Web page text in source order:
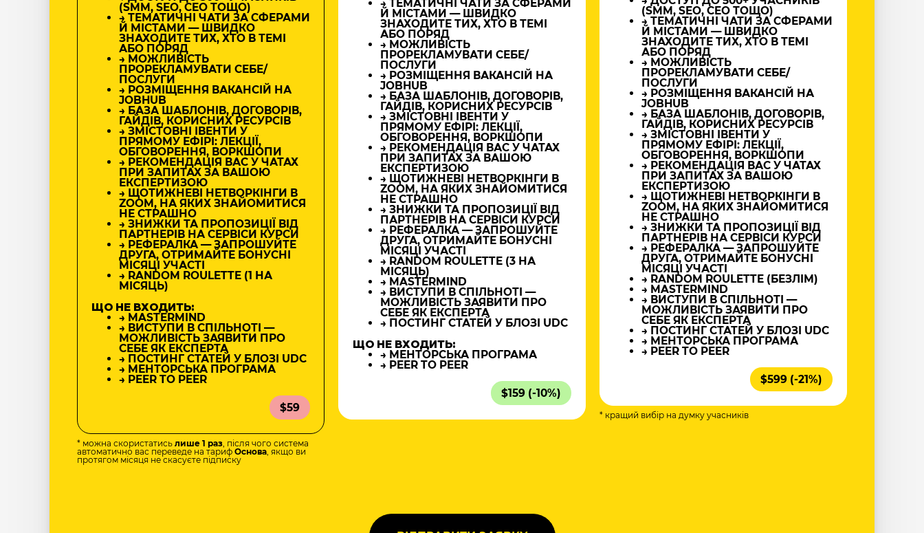
(SMM, SEO, CEO ТОЩО)
→ ТЕМАТИЧНІ ЧАТИ ЗА СФЕРАМИ
Й МІСТАМИ — ШВИДКО
ЗНАХОДИТЕ ТИХ, ХТО В ТЕМІ
АБО ПОРЯД
→ МОЖЛИВІСТЬ
ПРОРЕКЛАМУВАТИ СЕБЕ/
ПОСЛУГИ
→ РОЗМІЩЕННЯ ВАКАНСІЙ НА
JOBHUB
→ БАЗА ШАБЛОНІВ, ДОГОВОРІВ,
ГАЙДІВ, КОРИСНИХ РЕСУРСІВ
→ ЗМІСТОВНІ ІВЕНТИ У
ПРЯМОМУ ЕФІРІ: ЛЕКЦІЇ,
ОБГОВОРЕННЯ, ВОРКШОПИ
→ РЕКОМЕНДАЦІЯ ВАС У ЧАТАХ
ПРИ ЗАПИТАХ ЗА ВАШОЮ
ЕКСПЕРТИЗОЮ
→ ЩОТИЖНЕВІ НЕТВОРКІНГИ В
ZOOM, НА ЯКИХ ЗНАЙОМИТИСЯ
НЕ СТРАШНО
→ ЗНИЖКИ ТА ПРОПОЗИЦІЇ ВІД
ПАРТНЕРІВ НА СЕРВІСИ КУРСИ
→ РЕФЕРАЛКА — ЗАПРОШУЙТЕ
ДРУГА, ОТРИМАЙТЕ БОНУСНІ
МІСЯЦІ УЧАСТІ
→ RANDOM ROULETTE (1 НА
МІСЯЦЬ)
ЩО НЕ ВХОДИТЬ:
→ MASTERMIND
→ ВИСТУПИ В СПІЛЬНОТІ —
МОЖЛИВІСТЬ ЗАЯВИТИ ПРО
СЕБЕ ЯК ЕКСПЕРТА
→ ПОСТИНГ СТАТЕЙ У БЛОЗІ UDC
→ МЕНТОРСЬКА ПРОГРАМА
→ PEER TO PEER
$59
* можна скористатись лише 1 раз, після чого система
автоматично вас переведе на тариф Основа, якщо ви
протягом місяця не скасуєте підписку
→ ТЕМАТИЧНІ ЧАТИ ЗА СФЕРАМИ
Й МІСТАМИ — ШВИДКО
ЗНАХОДИТЕ ТИХ, ХТО В ТЕМІ
АБО ПОРЯД
→ МОЖЛИВІСТЬ
ПРОРЕКЛАМУВАТИ СЕБЕ/
ПОСЛУГИ
→ РОЗМІЩЕННЯ ВАКАНСІЙ НА
JOBHUB
→ БАЗА ШАБЛОНІВ, ДОГОВОРІВ,
ГАЙДІВ, КОРИСНИХ РЕСУРСІВ
→ ЗМІСТОВНІ ІВЕНТИ У
ПРЯМОМУ ЕФІРІ: ЛЕКЦІЇ,
ОБГОВОРЕННЯ, ВОРКШОПИ
→ РЕКОМЕНДАЦІЯ ВАС У ЧАТАХ
ПРИ ЗАПИТАХ ЗА ВАШОЮ
ЕКСПЕРТИЗОЮ
→ ЩОТИЖНЕВІ НЕТВОРКІНГИ В
ZOOM, НА ЯКИХ ЗНАЙОМИТИСЯ
НЕ СТРАШНО
→ ЗНИЖКИ ТА ПРОПОЗИЦІЇ ВІД
ПАРТНЕРІВ НА СЕРВІСИ КУРСИ
→ РЕФЕРАЛКА — ЗАПРОШУЙТЕ
ДРУГА, ОТРИМАЙТЕ БОНУСНІ
МІСЯЦІ УЧАСТІ
→ RANDOM ROULETTE (3 НА
МІСЯЦЬ)
→ MASTERMIND
→ ВИСТУПИ В СПІЛЬНОТІ —
МОЖЛИВІСТЬ ЗАЯВИТИ ПРО
СЕБЕ ЯК ЕКСПЕРТА
→ ПОСТИНГ СТАТЕЙ У БЛОЗІ UDC
ЩО НЕ ВХОДИТЬ:
→ МЕНТОРСЬКА ПРОГРАМА
→ PEER TO PEER
$159 (-10%)
(SMM, SEO, CEO ТОЩО)
→ ТЕМАТИЧНІ ЧАТИ ЗА СФЕРАМИ
Й МІСТАМИ — ШВИДКО
ЗНАХОДИТЕ ТИХ, ХТО В ТЕМІ
АБО ПОРЯД
→ МОЖЛИВІСТЬ
ПРОРЕКЛАМУВАТИ СЕБЕ/
ПОСЛУГИ
→ РОЗМІЩЕННЯ ВАКАНСІЙ НА
JOBHUB
→ БАЗА ШАБЛОНІВ, ДОГОВОРІВ,
ГАЙДІВ, КОРИСНИХ РЕСУРСІВ
→ ЗМІСТОВНІ ІВЕНТИ У
ПРЯМОМУ ЕФІРІ: ЛЕКЦІЇ,
ОБГОВОРЕННЯ, ВОРКШОПИ
→ РЕКОМЕНДАЦІЯ ВАС У ЧАТАХ
ПРИ ЗАПИТАХ ЗА ВАШОЮ
ЕКСПЕРТИЗОЮ
→ ЩОТИЖНЕВІ НЕТВОРКІНГИ В
ZOOM, НА ЯКИХ ЗНАЙОМИТИСЯ
НЕ СТРАШНО
→ ЗНИЖКИ ТА ПРОПОЗИЦІЇ ВІД
ПАРТНЕРІВ НА СЕРВІСИ КУРСИ
→ РЕФЕРАЛКА — ЗАПРОШУЙТЕ
ДРУГА, ОТРИМАЙТЕ БОНУСНІ
МІСЯЦІ УЧАСТІ
→ RANDOM ROULETTE (БЕЗЛІМ)
→ MASTERMIND
→ ВИСТУПИ В СПІЛЬНОТІ —
МОЖЛИВІСТЬ ЗАЯВИТИ ПРО
СЕБЕ ЯК ЕКСПЕРТА
→ ПОСТИНГ СТАТЕЙ У БЛОЗІ UDC
→ МЕНТОРСЬКА ПРОГРАМА
→ PEER TO PEER
$599 (-21%)
* кращий вибір на думку учасників